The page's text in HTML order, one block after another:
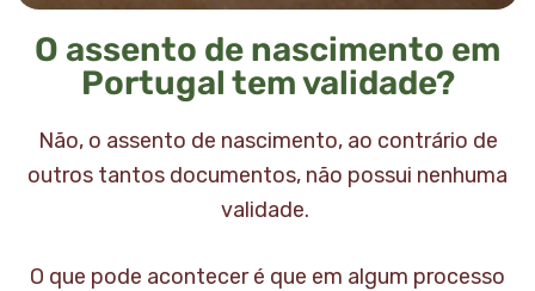
O assento de nascimento em
Portugal tem validade?
Não, o assento de nascimento, ao contrário de
outros tantos documentos, não possui nenhuma
validade.
O que pode acontecer é que em algum processo